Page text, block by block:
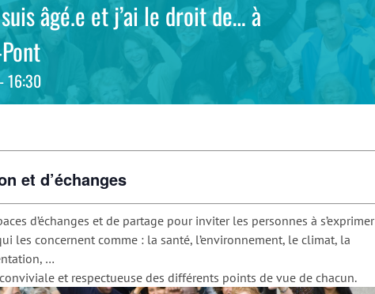
âgé.e et j’ai le droit de… à
-16:30
et d’échanges
d’échanges et de partage pour inviter les personnes à s’exprimer
les concernent comme : la santé, l’environnement, le climat, la
…
et respectueuse des différents points de vue de chacun.